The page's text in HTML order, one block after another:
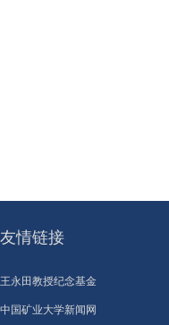
友情链接
王永田教授纪念基金
中国矿业大学新闻网